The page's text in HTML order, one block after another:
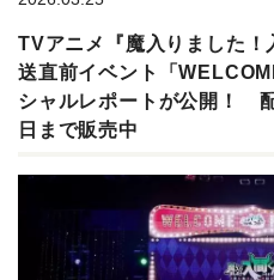
TVアニメ『魔入りました！
送直前イベント「
シャルレポートが公開！
日まで販売中